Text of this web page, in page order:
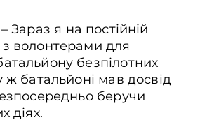
Зараз я на постійній
волонтерами для
безпілотних
батальйоні мав досвід
беручи
діях.